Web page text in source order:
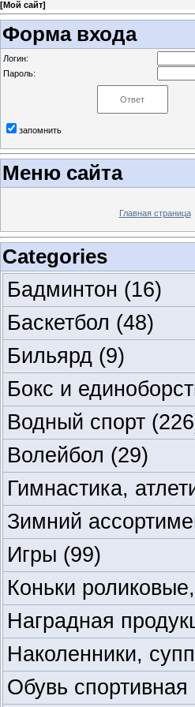
[Мой сайт]
Форма входа
Логин:
Пароль:
запомнить
Меню сайта
Главная страница
Categories
Бадминтон (16)
Баскетбол (48)
Бильярд (9)
Бокс и
Водный спорт
Волейбол (29)
Гимнастика,
Зимний
Игры (99)
Коньки
Наградная
Наколенники,
Обувь спортивная